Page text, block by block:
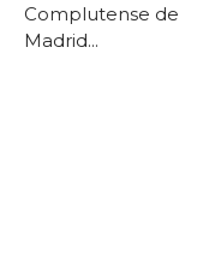
Complutense de
Madrid...